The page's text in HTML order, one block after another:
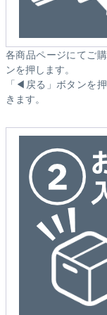
各商品ページにてご
ンを押します。
「◀戻る」ボタンを
きます。